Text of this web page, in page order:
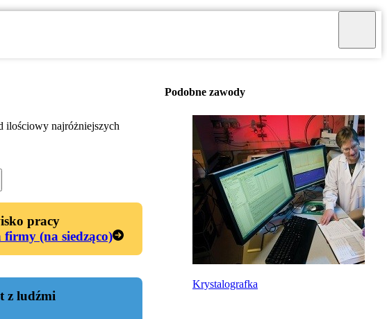
ilościowy najróżniejszych
pracy
firmy (na siedząco)
z ludźmi
Podobne zawody
Krystalografka